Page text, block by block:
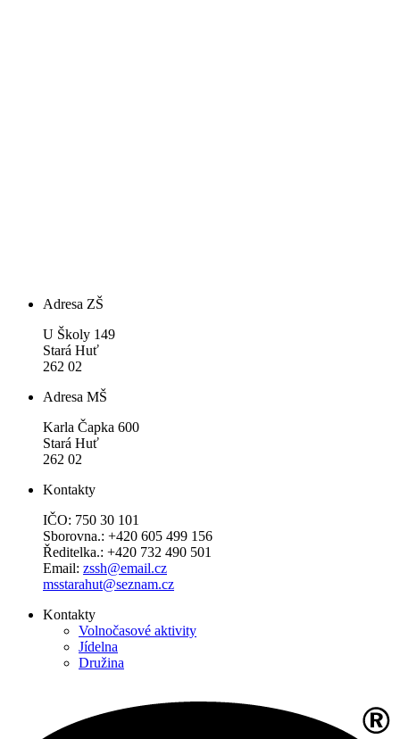
Adresa ZŠ
U Školy 149
Stará Huť
262 02
Adresa MŠ
Karla Čapka 600
Stará Huť
262 02
Kontakty
IČO: 750 30 101
Sborovna.: +420 605 499 156
Ředitelka.: +420 732 490 501
Email: zssh@email.cz
msstarahut@seznam.cz
Kontakty
Volnočasové aktivity
Jídelna
Družina